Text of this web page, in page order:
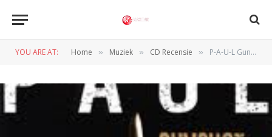
YOU ARE AT: Home » Muziek » CD Recensie » P-A-U-L Gunshot Lullaby